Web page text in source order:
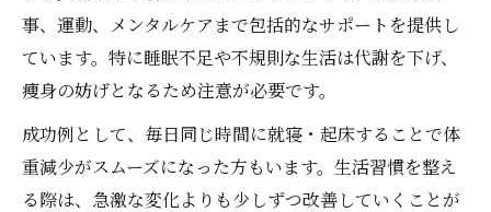
事、運動、メンタルケアまで包括的なサポートを提供し
ています。特に睡眠不足や不規則な生活は代謝を下げ、
痩身の妨げとなるため注意が必要です。
成功例として、毎日同じ時間に就寝・起床することで体
重減少がスムーズになった方もいます。生活習慣を整え
る際は、急激な変化よりも少しずつ改善していくことが